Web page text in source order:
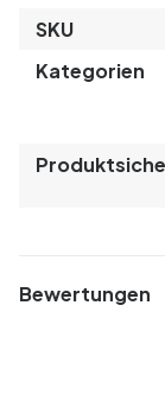
SKU
Kategorien
Bewertungen